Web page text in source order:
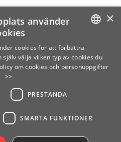
SWEDISH
×
använder
cookies för att förbättra
välja vilken typ av cookies du
om cookies och personuppgifter
>>
PRESTANDA
SMARTA FUNKTIONER